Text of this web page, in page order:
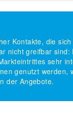
Kontakte, die
nicht greifbar
sehr
genutzt werden,
der Angebote.